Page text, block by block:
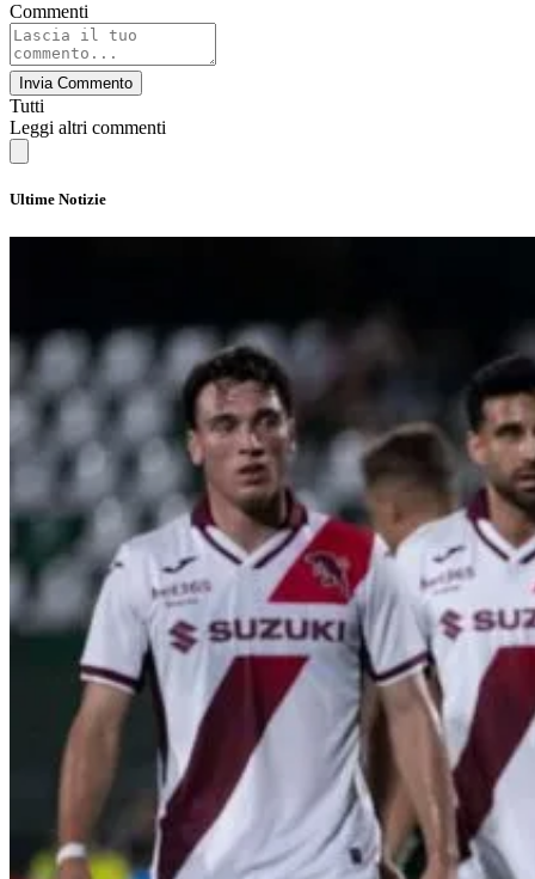
Commenti
Invia Commento
Tutti
Leggi altri commenti
Ultime Notizie